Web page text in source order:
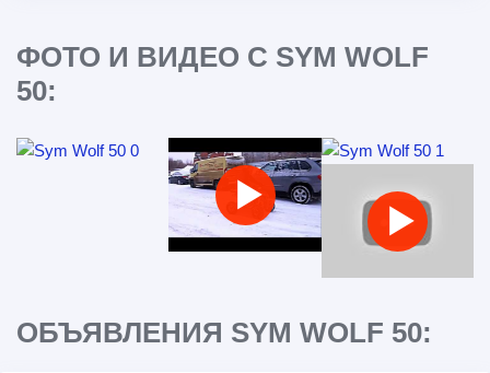
ФОТО И ВИДЕО С SYM WOLF
50:
ОБЪЯВЛЕНИЯ SYM WOLF 50: